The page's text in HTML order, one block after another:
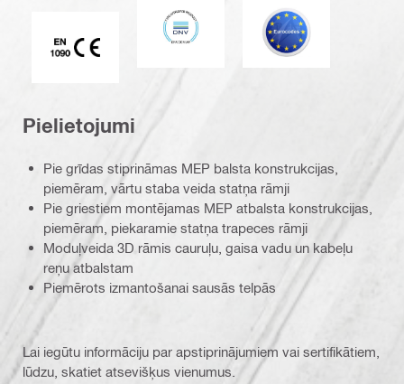
CE EN 1090 marķējums
DNV Eurocode
Pielietojumi
Pie grīdas stiprināmas MEP balsta konstrukcijas,
piemēram, vārtu staba veida statņa rāmji
Pie griestiem montējamas MEP atbalsta konstrukcijas,
piemēram, piekaramie statņa trapeces rāmji
Moduļveida 3D rāmis cauruļu, gaisa vadu un kabeļu
reņu atbalstam
Piemērots izmantošanai sausās telpās
Lai iegūtu informāciju par apstiprinājumiem vai sertifikātiem,
lūdzu, skatiet atsevišķus vienumus.